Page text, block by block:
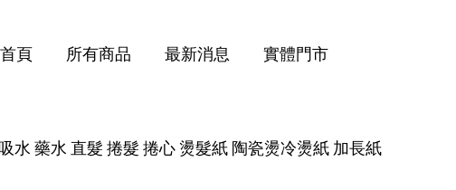
首頁 所有商品 最新消息 實體門市
水 藥水 直髮 捲髮 捲心 燙髮紙 陶瓷燙冷燙紙 加長紙
您的購物車目前還是空的。